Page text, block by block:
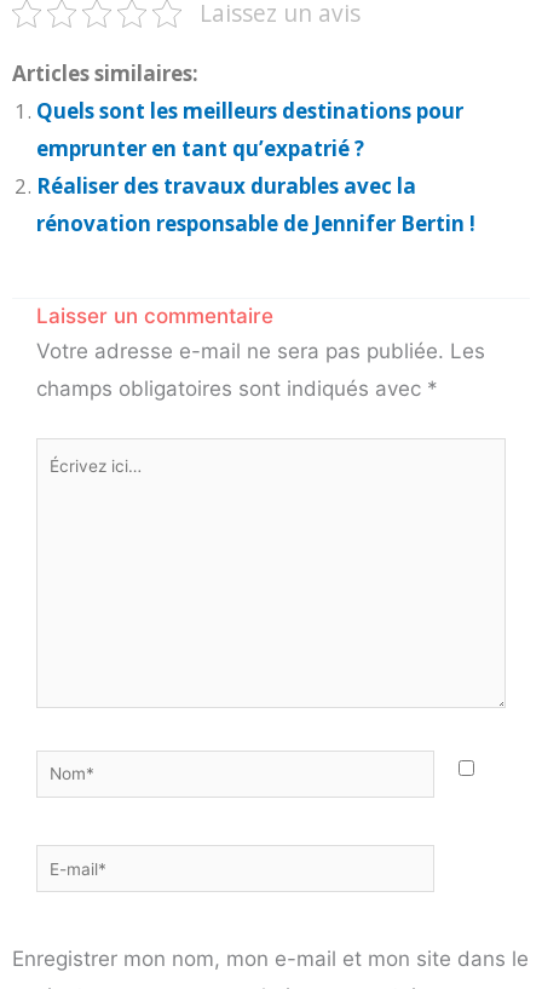
Laissez un avis
Articles similaires:
Quels sont les meilleurs destinations pour
emprunter en tant qu’expatrié ?
Réaliser des travaux durables avec la
rénovation responsable de Jennifer Bertin !
Laisser un commentaire
Votre adresse e-mail ne sera pas publiée. Les
champs obligatoires sont indiqués avec *
Écrivez
Nom*
E-
mail*
Enregistrer mon nom, mon e-mail et mon site dans le